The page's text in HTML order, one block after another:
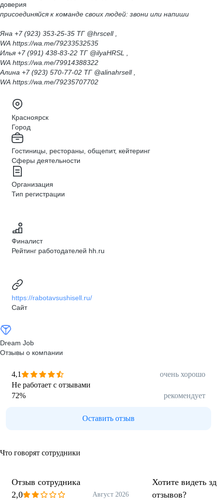
доверия
присоединяйся к команде своих людей: звони или напиши
Яна +7 (923) 353-25-35 ТГ @hrscell ,
WA https://wa.me/79233532535
Илья +7 (991) 438-83-22 ТГ @ilyaHRSL ,
WA https://wa.me/79914388322
Алина +7 (923) 570-77-02 ТГ @alinahrsell ,
WA https://wa.me/79235707702
Красноярск
Город
Гостиницы, рестораны, общепит, кейтеринг
Сферы деятельности
Организация
Тип регистрации
Финалист
Рейтинг работодателей hh.ru
https://rabotavsushisell.ru/
Сайт
Dream Job
Отзывы о компании
4,1
очень хорошо
Не работает с отзывами
72% рекомендует
Оставить отзыв
Что говорят сотрудники
Отзыв сотрудника
2,0
Август 2026
Хотите видеть
отзывов?